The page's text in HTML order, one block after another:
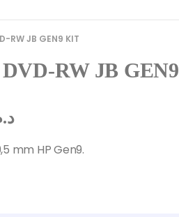
RW JB GEN9 KIT
RW JB GEN9
mm HP Gen9.